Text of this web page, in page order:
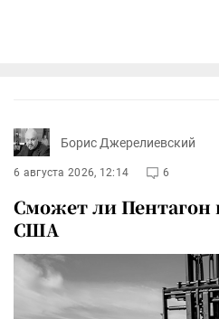
Борис Джерелиевский
6 августа 2026, 12:14 6
Сможет ли Пентагон
США